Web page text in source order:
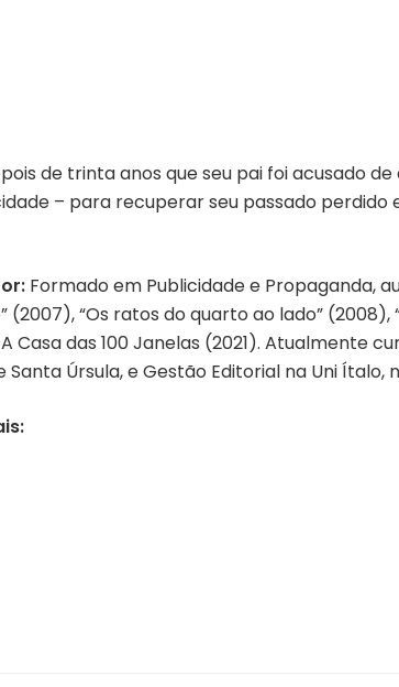
de trinta anos que seu pai foi acusado
– para recuperar seu passado
Formado em Publicidade e Propaganda,
(2007), “Os ratos do quarto ao lado” (2008),
Casa das 100 Janelas (2021). Atualmente
Santa Úrsula, e Gestão Editorial na Uni Ítalo,